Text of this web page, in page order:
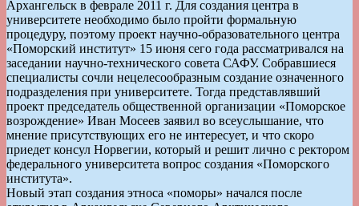
Архангельск в феврале 2011 г. Для создания центра в
университете необходимо было пройти формальную
процедуру, поэтому проект научно-образовательного центра
«Поморский институт» 15 июня сего года рассматривался на
заседании научно-технического совета САФУ. Собравшиеся
специалисты сочли нецелесообразным создание означенного
подразделения при университете. Тогда представлявший
проект председатель общественной организации «Поморское
возрождение» Иван Мосеев заявил во всеуслышание, что
мнение присутствующих его не интересует, и что скоро
приедет консул Норвегии, который и решит лично с ректором
федерального университета вопрос создания «Поморского
института».
Новый этап создания этноса «поморы» начался после